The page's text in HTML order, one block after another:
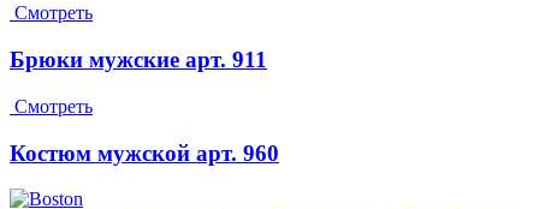
Смотреть
Брюки мужские арт. 911
Смотреть
Костюм мужской арт. 960